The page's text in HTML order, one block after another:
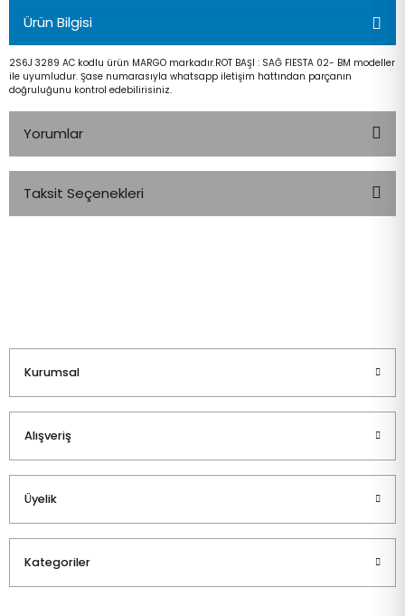
Ürün Bilgisi
2S6J 3289 AC kodlu ürün MARGO markadır.ROT BAŞI : SAĞ FIESTA 02- BM modeller
ile uyumludur. Şase numarasıyla whatsapp iletişim hattından parçanın
doğruluğunu kontrol edebilirisiniz.
Yorumlar
Taksit Seçenekleri
Kurumsal
Alışveriş
Üyelik
Kategoriler